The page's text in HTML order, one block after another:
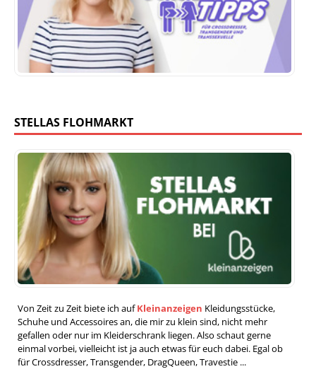
STELLAS FLOHMARKT
Von Zeit zu Zeit biete ich aufKleinanzeigen Kleidungsstücke,
Schuhe und Accessoires an, die mir zu klein sind, nicht mehr
gefallen oder nur im Kleiderschrank liegen. Also schaut gerne
einmal vorbei, vielleicht ist ja auch etwas für euch dabei. Egal ob
für Crossdresser, Transgender, DragQueen, Travestie ...